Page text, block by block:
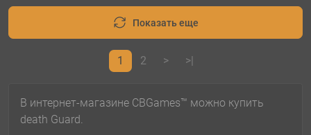
Показать еще
1 2 > >|
В интернет-магазине CBGames™ можно купить
death Guard.